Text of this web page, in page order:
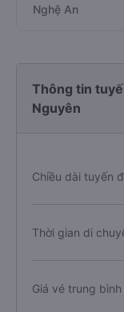
Nghệ An
Thông tin
Nguyên
Chiều dài tuyến
Thời gian di
Giá vé trung bình